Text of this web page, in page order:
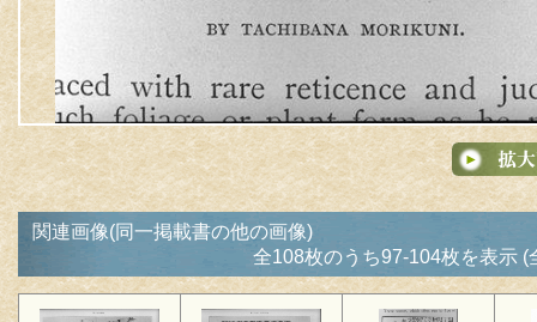
関連画像(同一掲載書の他の画像)
全108枚のうち97-104枚を表示 (